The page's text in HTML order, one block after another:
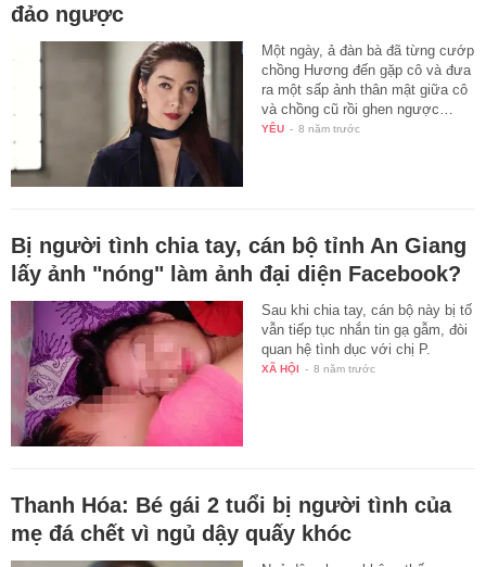
đảo ngược
Một ngày, ả đàn bà đã từng cướp
chồng Hương đến gặp cô và đưa
ra một sấp ảnh thân mật giữa cô
và chồng cũ rồi ghen ngược…
YÊU - 8 năm trước
Bị người tình chia tay, cán bộ tỉnh An Giang
lấy ảnh "nóng" làm ảnh đại diện Facebook?
Sau khi chia tay, cán bộ này bị tố
vẫn tiếp tục nhắn tin gạ gẫm, đòi
quan hệ tình dục với chị P.
XÃ HỘI - 8 năm trước
Thanh Hóa: Bé gái 2 tuổi bị người tình của
mẹ đá chết vì ngủ dậy quấy khóc